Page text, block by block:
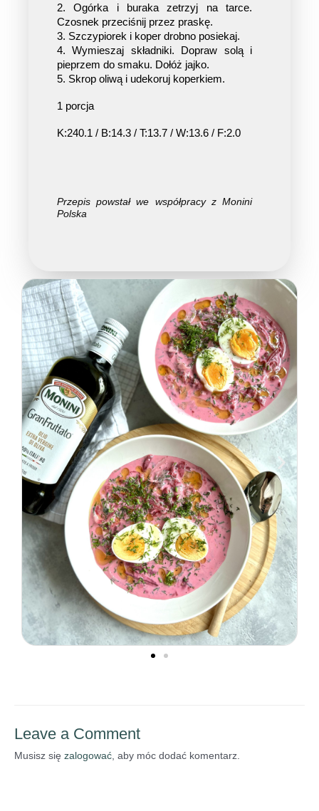
2. Ogórka i buraka zetrzyj na tarce.
Czosnek przeciśnij przez praskę.
3. Szczypiorek i koper drobno posiekaj.
4. Wymieszaj składniki. Dopraw solą i
pieprzem do smaku. Dołóż jajko.
5. Skrop oliwą i udekoruj koperkiem.
1 porcja
K:240.1 / B:14.3 / T:13.7 / W:13.6 / F:2.0
Przepis powstał we współpracy z Monini
Polska
Leave a Comment
Musisz się zalogować , aby móc dodać komentarz.